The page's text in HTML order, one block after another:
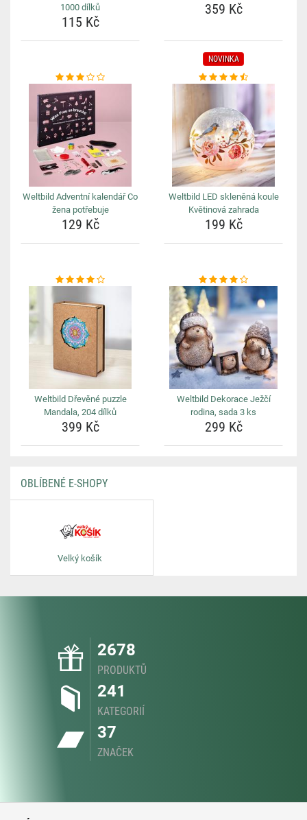
1000 dílků
115 Kč
359 Kč
Weltbild Adventní kalendář Co
žena potřebuje
129 Kč
NOVINKA
Weltbild LED skleněná koule
Květinová zahrada
199 Kč
Weltbild Dřevěné puzzle
Mandala, 204 dílků
399 Kč
Weltbild Dekorace Ježčí
rodina, sada 3 ks
299 Kč
OBLÍBENÉ E-SHOPY
Velký košík
2678
PRODUKTŮ
241
KATEGORIÍ
37
ZNAČEK